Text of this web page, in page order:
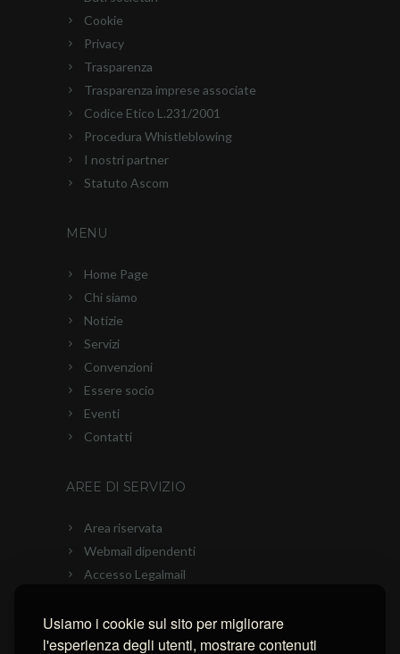
Usiamo i cookie sul sito per migliorare
l'esperienza degli utenti, mostrare contenuti
Cookie
Privacy
Trasparenza
Trasparenza imprese associate
Codice Etico L.231/2001
Procedura Whistleblowing
I nostri partner
Statuto Ascom
MENU
Home Page
Chi siamo
Notizie
Servizi
Convenzioni
Essere socio
Eventi
Contatti
AREE DI SERVIZIO
Area riservata
Webmail dipendenti
Accesso Legalmail
Connessione con AnyDesk
Connessione con Ammyy Admin